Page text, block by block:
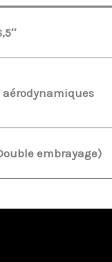
aérodynamiques
embrayage)